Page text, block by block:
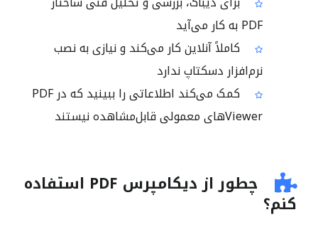
PDF به کار می‌آید
کاملاً آنلاین کار می‌کند و نیازی به نصب
نرم‌افزار دسکتاپ ندارد
کمک می‌کند اطلاعاتی را ببینید که در PDF
Viewerهای معمولی قابل‌مشاهده نیستند
چطور از دیکامپرس PDF استفاده
کنم؟